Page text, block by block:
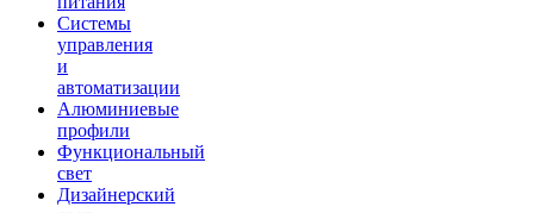
Системы
управления
и
автоматизации
Алюминиевые
профили
Функциональный
свет
Дизайнерский